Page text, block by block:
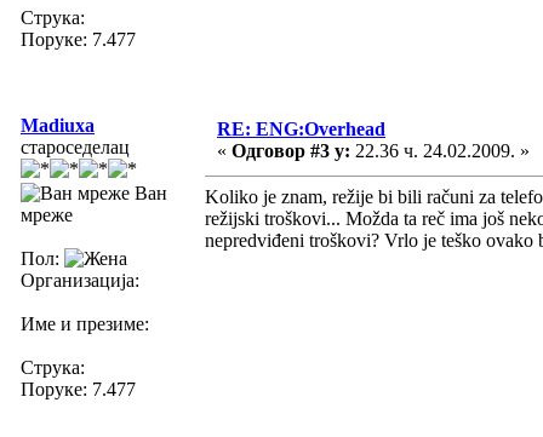
Струка:
Поруке: 7.477
Madiuxa
староседелац
Ван
мреже
Пол:
Организација:
Име и презиме:
Струка:
Поруке: 7.477
RE: ENG:Overhead
« Одговор #3 у: 22.36 ч. 24.02.2009. »
Koliko je znam, režije bi bili računi za
režijski troškovi... Možda ta reč ima još
nepredviđeni troškovi? Vrlo je teško ovako